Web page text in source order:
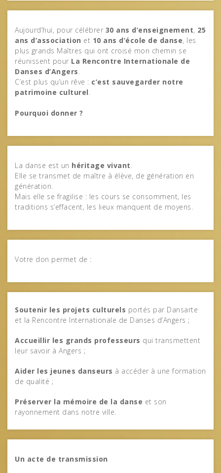
Aujourd’hui, pour célébrer 30 ans d’enseignement, 25
ans d’association et 10 ans d’école de danse, les
plus grands Maîtres qui ont croisé mon chemin se
réunissent pour La Rencontre Internationale de
Danses d’Angers.
C’est plus qu’un rêve : c’est sauvegarder notre
patrimoine culturel.
Pourquoi donner ?
La danse est un héritage vivant.
Elle se transmet de maître à élève, de génération en
génération.
Mais elle se fragilise : les cours se consomment, les
traditions s’effacent, les lieux manquent de moyens.
Votre don permet de :
Soutenir les projets culturels portés par Dansarte
et la Rencontre Internationale de Danses d’Angers ;
Accueillir les grands professeurs qui transmettent
leur savoir à Angers ;
Aider les jeunes danseurs à accéder à une formation
de qualité ;
Préserver la mémoire de la danse et son
rayonnement dans notre ville.
Un acte de transmission